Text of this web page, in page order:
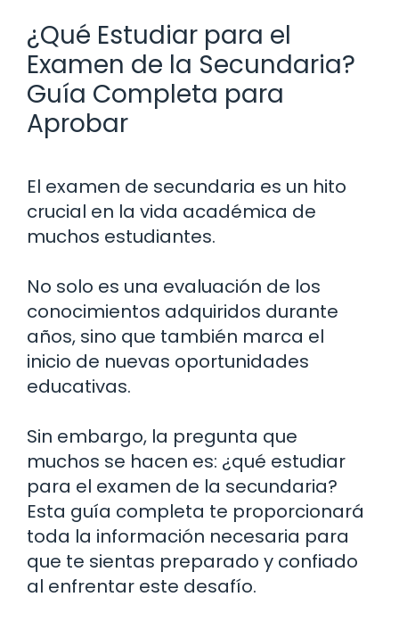
¿Qué Estudiar para el
Examen de la Secundaria?
Guía Completa para
Aprobar
El examen de secundaria es un hito
crucial en la vida académica de
muchos estudiantes.
No solo es una evaluación de los
conocimientos adquiridos durante
años, sino que también marca el
inicio de nuevas oportunidades
educativas.
Sin embargo, la pregunta que
muchos se hacen es: ¿qué estudiar
para el examen de la secundaria?
Esta guía completa te proporcionará
toda la información necesaria para
que te sientas preparado y confiado
al enfrentar este desafío.